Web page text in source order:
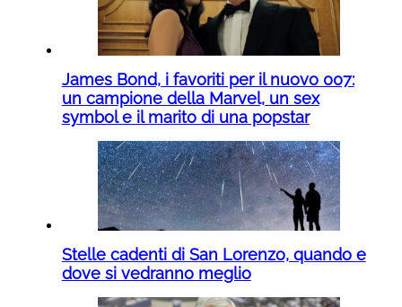
James Bond, i favoriti per il nuovo 007:
un campione della Marvel, un sex
symbol e il marito di una popstar
Stelle cadenti di San Lorenzo, quando e
dove si vedranno meglio